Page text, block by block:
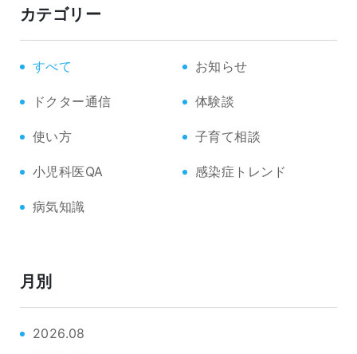
カテゴリー
すべて お知らせ
ドクター通信 体験談
使い方 子育て相談
小児科医QA 感染症トレンド
病気知識
月別
2026.08